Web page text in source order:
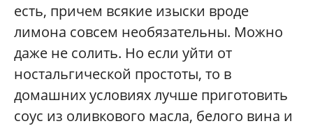
есть, причем всякие изыски вроде
лимона совсем необязательны. Можно
даже не солить. Но если уйти от
ностальгической простоты, то в
домашних условиях лучше приготовить
соус из оливкового масла, белого вина и